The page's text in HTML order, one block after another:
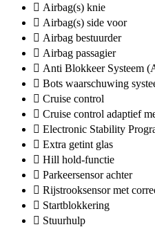
Airbag(s) knie
Airbag(s) side voor
Airbag bestuurder
Airbag passagier
Anti Blokkeer Systeem
Bots waarschuwing
Cruise control
Cruise control adaptief
Electronic Stability
Extra getint glas
Hill hold-functie
Parkeersensor achter
Rijstrooksensor met
Startblokkering
Stuurhulp